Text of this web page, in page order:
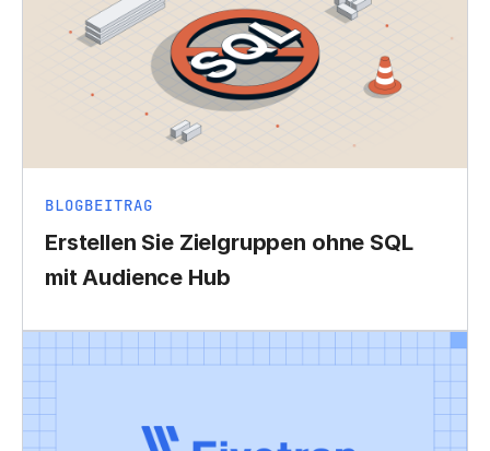
BLOGBEITRAG
Erstellen Sie Zielgruppen ohne SQL
mit Audience Hub